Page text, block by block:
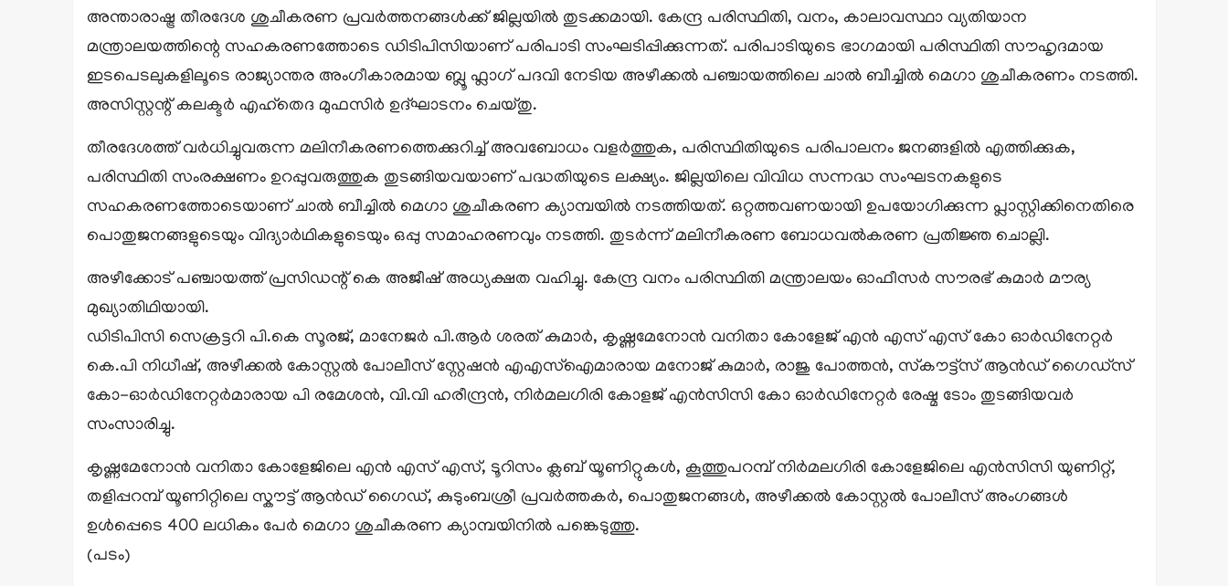
അന്താരാഷ്ട്ര തീരദേശ ശുചീകരണ പ്രവർത്തനങ്ങൾക്ക് ജില്ലയിൽ തുടക്കമായി. കേന്ദ്ര പരിസ്ഥിതി, വനം, കാലാവസ്ഥാ വ്യതിയാന
മന്ത്രാലയത്തിന്റെ സഹകരണത്തോടെ ഡിടിപിസിയാണ് പരിപാടി സംഘടിപ്പിക്കുന്നത്. പരിപാടിയുടെ ഭാഗമായി പരിസ്ഥിതി സൗഹൃദമായ
ഇടപെടലുകളിലൂടെ രാജ്യാന്തര അംഗീകാരമായ ബ്ലൂ ഫ്ലാഗ് പദവി നേടിയ അഴീക്കൽ പഞ്ചായത്തിലെ ചാൽ ബീച്ചിൽ മെഗാ ശുചീകരണം നടത്തി.
അസിസ്റ്റന്റ് കലക്ടര്‍ എഹ്‌തെദ മുഫസിര്‍ ഉദ്ഘാടനം ചെയ്തു.
തീരദേശത്ത് വർധിച്ചുവരുന്ന മലിനീകരണത്തെക്കുറിച്ച് അവബോധം വളർത്തുക, പരിസ്ഥിതിയുടെ പരിപാലനം ജനങ്ങളിൽ എത്തിക്കുക,
പരിസ്ഥിതി സംരക്ഷണം ഉറപ്പുവരുത്തുക തുടങ്ങിയവയാണ് പദ്ധതിയുടെ ലക്ഷ്യം. ജില്ലയിലെ വിവിധ സന്നദ്ധ സംഘടനകളുടെ
സഹകരണത്തോടെയാണ് ചാൽ ബീച്ചിൽ മെഗാ ശുചീകരണ ക്യാമ്പയിൽ നടത്തിയത്. ഒറ്റത്തവണയായി ഉപയോഗിക്കുന്ന പ്ലാസ്റ്റിക്കിനെതിരെ
പൊതുജനങ്ങളുടെയും വിദ്യാർഥികളുടെയും ഒപ്പു സമാഹരണവും നടത്തി. തുടർന്ന് മലിനീകരണ ബോധവൽകരണ പ്രതിജ്ഞ ചൊല്ലി.
അഴീക്കോട് പഞ്ചായത്ത് പ്രസിഡന്റ് കെ അജീഷ് അധ്യക്ഷത വഹിച്ചു. കേന്ദ്ര വനം പരിസ്ഥിതി മന്ത്രാലയം ഓഫീസർ സൗരഭ് കുമാർ മൗര്യ
മുഖ്യാതിഥിയായി.
ഡിടിപിസി സെക്രട്ടറി പി.കെ സൂരജ്, മാനേജർ പി.ആർ ശരത് കുമാർ, കൃഷ്ണമേനോൻ വനിതാ കോളേജ് എൻ എസ് എസ് കോ ഓർഡിനേറ്റർ
കെ.പി നിധീഷ്, അഴീക്കൽ കോസ്റ്റൽ പോലീസ് സ്റ്റേഷൻ എഎസ്ഐമാരായ മനോജ് കുമാർ, രാജു പോത്തൻ, സ്‌കൗട്ട്സ് ആൻഡ് ഗൈഡ്സ്
കോ-ഓർഡിനേറ്റർമാരായ പി രമേശൻ, വി.വി ഹരീന്ദ്രൻ, നിർമലഗിരി കോളജ് എൻസിസി കോ ഓർഡിനേറ്റർ രേഷ്മ ടോം തുടങ്ങിയവർ
സംസാരിച്ചു.
കൃഷ്ണമേനോൻ വനിതാ കോളേജിലെ എൻ എസ് എസ്, ടൂറിസം ക്ലബ് യൂണിറ്റുകൾ, കൂത്തുപറമ്പ് നിർമലഗിരി കോളേജിലെ എൻസിസി യുണിറ്റ്,
തളിപ്പറമ്പ് യൂണിറ്റിലെ സ്കൗട്ട് ആൻഡ് ഗൈഡ്, കുടുംബശ്രീ പ്രവർത്തകർ, പൊതുജനങ്ങൾ, അഴീക്കൽ കോസ്റ്റൽ പോലീസ് അംഗങ്ങൾ
ഉൾപ്പെടെ 400 ലധികം പേർ മെഗാ ശുചീകരണ ക്യാമ്പയിനിൽ പങ്കെടുത്തു.
(പടം)